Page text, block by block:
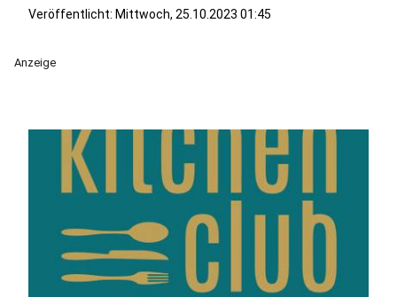
Veröffentlicht: Mittwoch, 25.10.2023 01:45
Anzeige